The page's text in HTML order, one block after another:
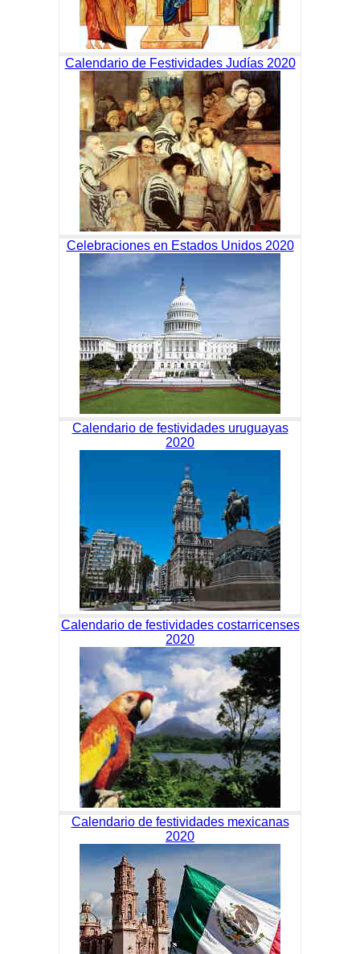
Calendario de Festividades Judías 2020
Celebraciones en Estados Unidos 2020
Calendario de festividades uruguayas
2020
Calendario de festividades costarricenses
2020
Calendario de festividades mexicanas
2020